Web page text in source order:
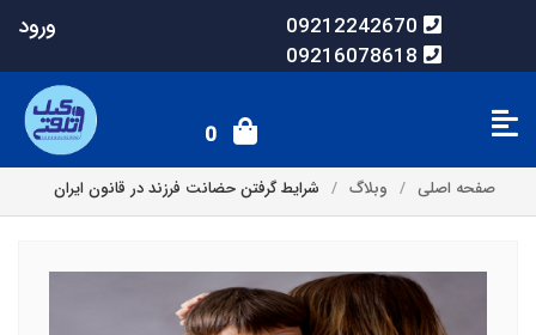
09212242670
09216078618
ورود
0
صفحه اصلی وبلاگ شرایط گرفتن حضانت فرزند در قانون ایران